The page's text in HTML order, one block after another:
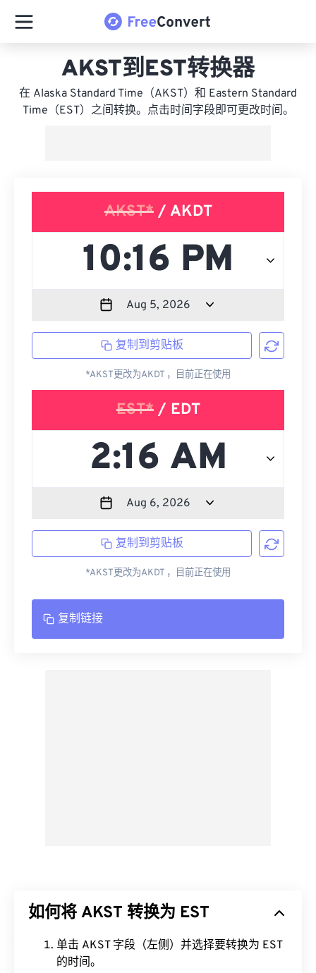
AKST到EST转换器
在 Alaska Standard Time（AKST）和 Eastern Standard
Time（EST）之间转换。点击时间字段即可更改时间。
AKST*/ AKDT
复制到剪贴板
*AKST更改为AKDT ，目前正在使用
EST*/ EDT
复制到剪贴板
*AKST更改为AKDT ，目前正在使用
复制链接
如何将 AKST 转换为 EST
单击 AKST 字段（左侧）并选择要转换为 EST
的时间。